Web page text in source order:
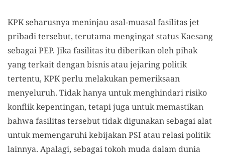
KPK seharusnya meninjau asal-muasal fasilitas jet
pribadi tersebut, terutama mengingat status Kaesang
sebagai PEP. Jika fasilitas itu diberikan oleh pihak
yang terkait dengan bisnis atau jejaring politik
tertentu, KPK perlu melakukan pemeriksaan
menyeluruh. Tidak hanya untuk menghindari risiko
konflik kepentingan, tetapi juga untuk memastikan
bahwa fasilitas tersebut tidak digunakan sebagai alat
untuk memengaruhi kebijakan PSI atau relasi politik
lainnya. Apalagi, sebagai tokoh muda dalam dunia